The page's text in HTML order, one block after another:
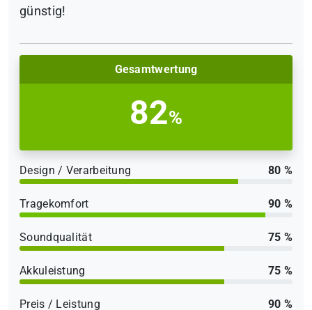
günstig!
Gesamtwertung
82%
Design / Verarbeitung 80 %
Tragekomfort 90 %
Soundqualität 75 %
Akkuleistung 75 %
Preis / Leistung 90 %